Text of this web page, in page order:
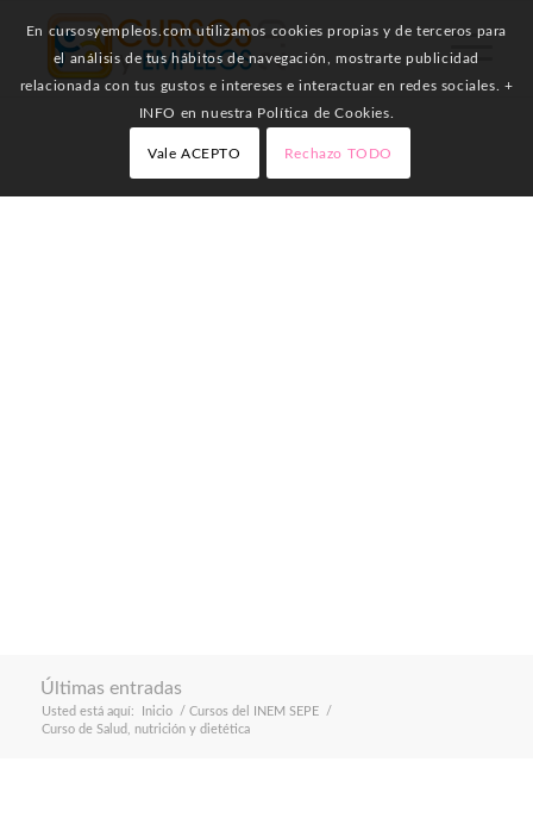
Últimas entradas
Usted está aquí: Inicio / Cursos del INEM SEPE
/
Curso de Salud, nutrición y dietética
En cursosyempleos.com utilizamos cookies propias y de terceros para
el análisis de tus hábitos de navegación, mostrarte publicidad
relacionada con tus gustos e intereses e interactuar en redes sociales. +
INFO en nuestra Política de Cookies.
Vale ACEPTO Rechazo TODO